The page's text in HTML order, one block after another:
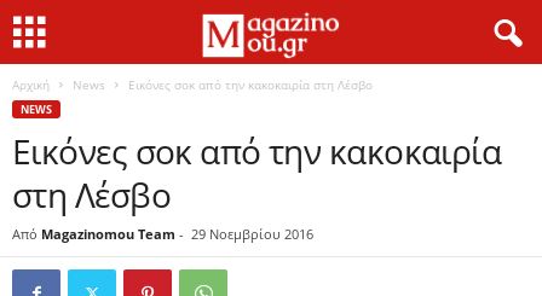
Αρχική News Εικόνες σοκ από την κακοκαιρία στη Λέσβο
NEWS
Εικόνες σοκ από την κακοκαιρία
στη Λέσβο
Από Magazinomou Team - 29 Νοεμβρίου 2016